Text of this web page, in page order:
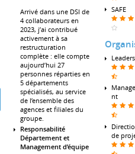
Arrivé dans une DSI de
4 collaborateurs en
2023, j’ai contribué
activement à sa
restructuration
complète : elle compte
aujourd’hui 27
personnes réparties en
5 départements
spécialisés, au service
de l’ensemble des
agences et filiales du
groupe.
Responsabilité
Département et
Management d’équipe
SAFE
nt
de